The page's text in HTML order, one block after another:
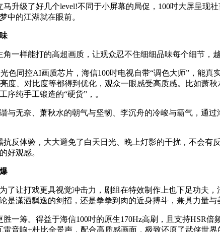
升级了好几个level!不同于小屏幕的局促，100吋大屏呈现
中的江湖就在眼前。
一样能打的高超画质，让观众忍不住细细品味每个细节，越
色同控AI画质芯片，海信100吋电视自带“调色大师”，能
度、对比度等都得到优化，观众一眼感受高质感。比如萧
序纯手工锻造的“硬货”，。
与无奈、萧秋水的朝气与坚韧、李沉舟的冷峻与霸气，通
反体验，大大避免了白天日光、晚上灯影的干扰，不会
好观感。
了让打戏更具视觉冲击力，剧组在特效制作上也下足功夫
是潇洒飘逸的剑招，还是拳拳到肉的近身搏斗，兼具力量与
一筹。得益于海信100吋的原生170Hz高刷，且支持HSR
音响+杜比全景声，配合高质感画面，极致还原了武侠世界